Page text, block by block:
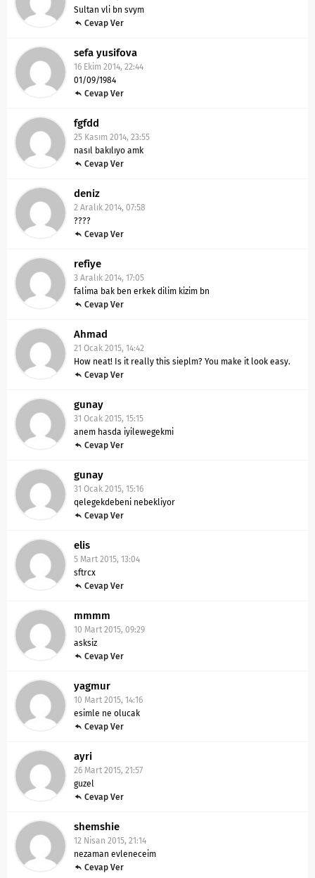
Sultan vli bn svym
Cevap Ver
sefa yusifova
16 Ekim 2014, 22:44
01/09/1984
Cevap Ver
fgfdd
25 Kasım 2014, 23:55
nasıl bakılıyo amk
Cevap Ver
deniz
2 Aralık 2014, 07:58
????
Cevap Ver
refiye
3 Aralık 2014, 17:05
falima bak ben erkek dilim kizim bn
Cevap Ver
Ahmad
21 Ocak 2015, 14:42
How neat! Is it really this sieplm? You make it look easy.
Cevap Ver
gunay
31 Ocak 2015, 15:15
anem hasda iyilewegekmi
Cevap Ver
gunay
31 Ocak 2015, 15:16
qelegekdebeni nebekliyor
Cevap Ver
elis
5 Mart 2015, 13:04
sftrcx
Cevap Ver
mmmm
10 Mart 2015, 09:29
asksiz
Cevap Ver
yagmur
10 Mart 2015, 14:16
esimle ne olucak
Cevap Ver
ayri
26 Mart 2015, 21:57
guzel
Cevap Ver
shemshie
12 Nisan 2015, 21:14
nezaman evleneceim
Cevap Ver